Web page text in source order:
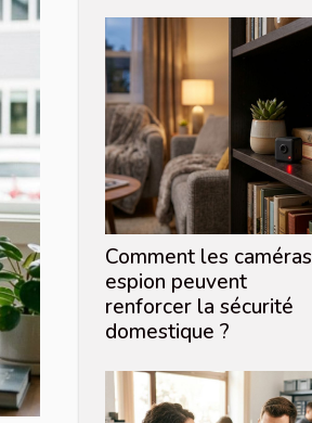
Comment les caméras
espion peuvent
renforcer la sécurité
domestique ?